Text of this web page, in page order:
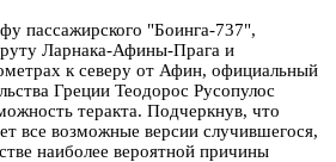
пассажирского "Боинга-737",
Ларнака-Афины-Прага и
к северу от Афин, официальный
Греции Теодорос Русопулос
теракта. Подчеркнув, что
все возможные версии случившегося,
наиболее вероятной причины